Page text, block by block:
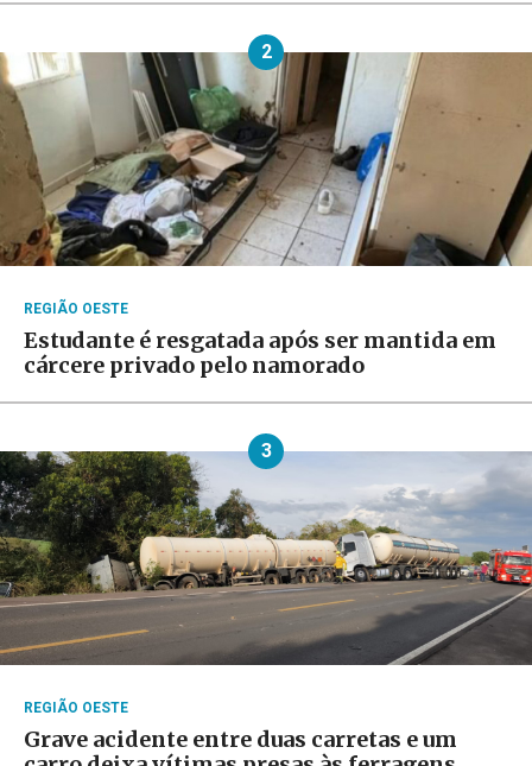
2
REGIÃO OESTE
Estudante é resgatada após ser mantida em
cárcere privado pelo namorado
3
REGIÃO OESTE
Grave acidente entre duas carretas e um